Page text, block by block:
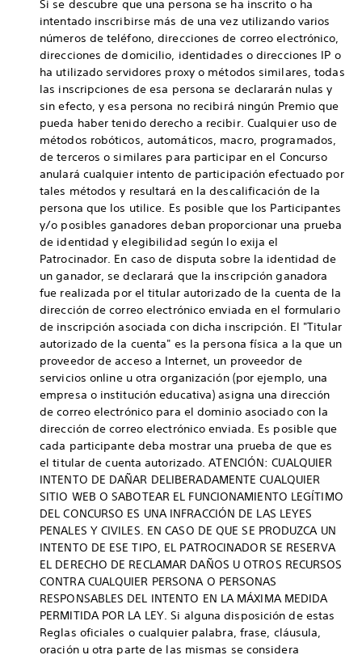
Si se descubre que una persona se ha inscrito o ha
intentado inscribirse más de una vez utilizando varios
números de teléfono, direcciones de correo electrónico,
direcciones de domicilio, identidades o direcciones IP o
ha utilizado servidores proxy o métodos similares, todas
las inscripciones de esa persona se declararán nulas y
sin efecto, y esa persona no recibirá ningún Premio que
pueda haber tenido derecho a recibir. Cualquier uso de
métodos robóticos, automáticos, macro, programados,
de terceros o similares para participar en el Concurso
anulará cualquier intento de participación efectuado por
tales métodos y resultará en la descalificación de la
persona que los utilice. Es posible que los Participantes
y/o posibles ganadores deban proporcionar una prueba
de identidad y elegibilidad según lo exija el
Patrocinador. En caso de disputa sobre la identidad de
un ganador, se declarará que la inscripción ganadora
fue realizada por el titular autorizado de la cuenta de la
dirección de correo electrónico enviada en el formulario
de inscripción asociada con dicha inscripción. El "Titular
autorizado de la cuenta" es la persona física a la que un
proveedor de acceso a Internet, un proveedor de
servicios online u otra organización (por ejemplo, una
empresa o institución educativa) asigna una dirección
de correo electrónico para el dominio asociado con la
dirección de correo electrónico enviada. Es posible que
cada participante deba mostrar una prueba de que es
el titular de cuenta autorizado. ATENCIÓN: CUALQUIER
INTENTO DE DAÑAR DELIBERADAMENTE CUALQUIER
SITIO WEB O SABOTEAR EL FUNCIONAMIENTO LEGÍTIMO
DEL CONCURSO ES UNA INFRACCIÓN DE LAS LEYES
PENALES Y CIVILES. EN CASO DE QUE SE PRODUZCA UN
INTENTO DE ESE TIPO, EL PATROCINADOR SE RESERVA
EL DERECHO DE RECLAMAR DAÑOS U OTROS RECURSOS
CONTRA CUALQUIER PERSONA O PERSONAS
RESPONSABLES DEL INTENTO EN LA MÁXIMA MEDIDA
PERMITIDA POR LA LEY. Si alguna disposición de estas
Reglas oficiales o cualquier palabra, frase, cláusula,
oración u otra parte de las mismas se considera